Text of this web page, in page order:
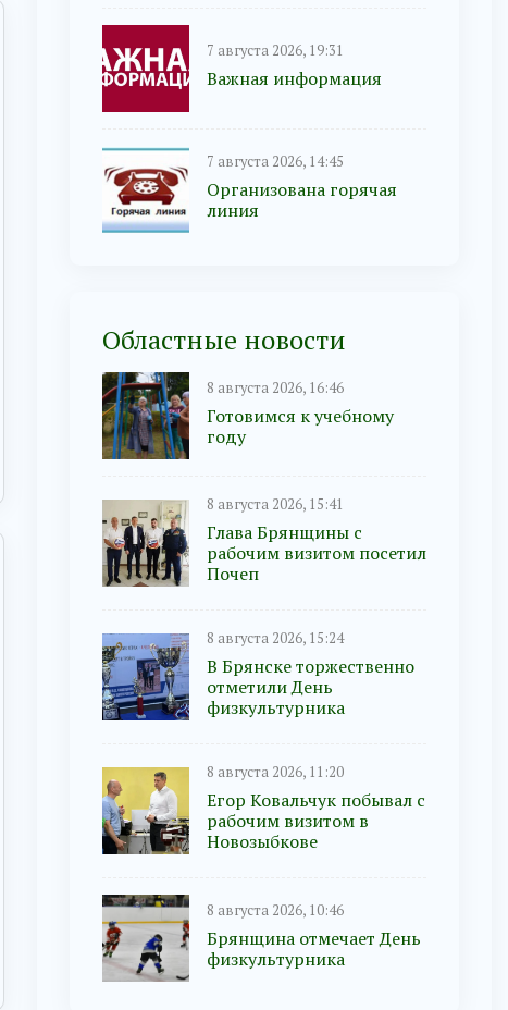
7 августа 2026, 19:31
Важная информация
7 августа 2026, 14:45
Организована горячая
линия
Областные новости
8 августа 2026, 16:46
Готовимся к учебному
году
8 августа 2026, 15:41
Глава Брянщины с
рабочим визитом посетил
Почеп
8 августа 2026, 15:24
В Брянске торжественно
отметили День
физкультурника
8 августа 2026, 11:20
Егор Ковальчук побывал с
рабочим визитом в
Новозыбкове
8 августа 2026, 10:46
Брянщина отмечает День
физкультурника